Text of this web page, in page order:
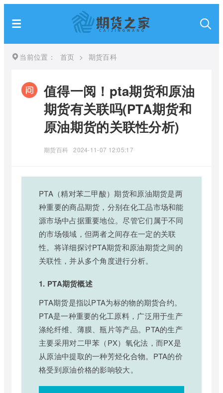
当前位置： 首页 > 期货百科
值得一阅！pta期货和原油
期货有关联吗(PTA期货和
原油期货的关联性分析)
期货百科 2024-11-07 12:05:17
PTA（精对苯二甲酸）期货和原油期货是两
种重要的商品期货，分别在化工品市场和能
源市场中占据重要地位。尽管它们属于不同
的市场领域，但两者之间存在一定的关联
性。将详细探讨PTA期货和原油期货之间的
关联性，并从多个角度进行分析。
1. PTA期货概述
PTA期货是指以PTA为标的物的期货合约。
PTA是一种重要的化工原料，广泛用于生产
涤纶纤维、薄膜、瓶片等产品。PTA的生产
主要采用对二甲苯（PX）氧化法，而PX是
从原油中提取的一种芳烃化合物。PTA的价
格受到原油价格的影响较大。